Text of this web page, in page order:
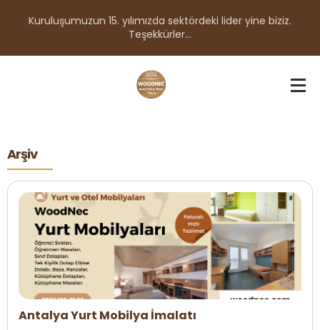
Kuruluşumuzun 15. yılımızda sektördeki lider yine biziz.
Teşekkürler...
Arşiv
Antalya Yurt Mobilya İmalatı